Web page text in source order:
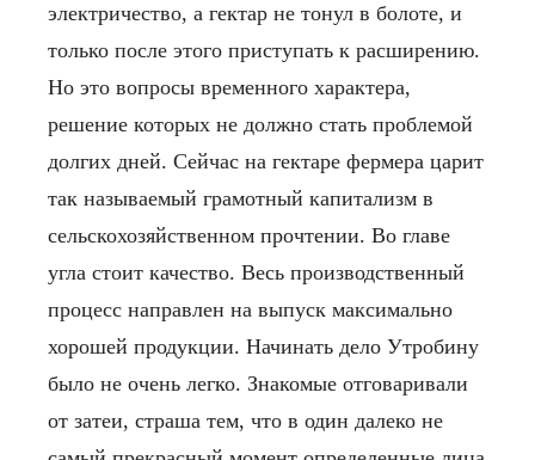
электричество, а гектар не тонул в болоте, и
только после этого приступать к расширению.
Но это вопросы временного характера,
решение которых не должно стать проблемой
долгих дней. Сейчас на гектаре фермера царит
так называемый грамотный капитализм в
сельскохозяйственном прочтении. Во главе
угла стоит качество. Весь производственный
процесс направлен на выпуск максимально
хорошей продукции. Начинать дело Утробину
было не очень легко. Знакомые отговаривали
от затеи, страша тем, что в один далеко не